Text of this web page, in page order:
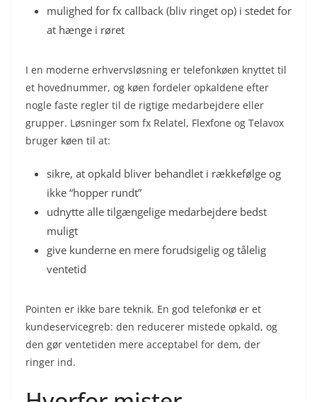
mulighed for fx callback (bliv ringet op) i stedet for
at hænge i røret
I en moderne erhvervsløsning er telefonkøen knyttet til
et hovednummer, og køen fordeler opkaldene efter
nogle faste regler til de rigtige medarbejdere eller
grupper. Løsninger som fx Relatel, Flexfone og Telavox
bruger køen til at:
sikre, at opkald bliver behandlet i rækkefølge og
ikke “hopper rundt”
udnytte alle tilgængelige medarbejdere bedst
muligt
give kunderne en mere forudsigelig og tålelig
ventetid
Pointen er ikke bare teknik. En god telefonkø er et
kundeservicegreb: den reducerer mistede opkald, og
den gør ventetiden mere acceptabel for dem, der
ringer ind.